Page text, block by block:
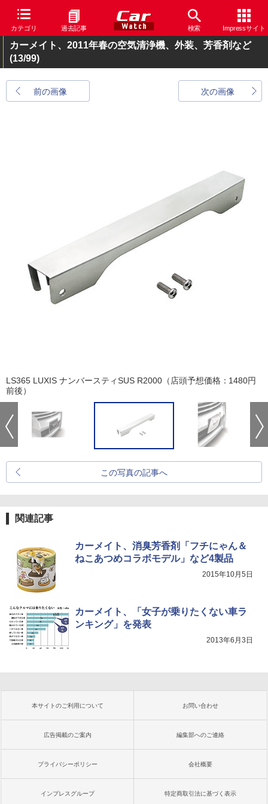
カテゴリ 過去記事 検索 Impressサイト
カーメイト、2011年春の空気清浄機、外装、芳香剤など
(13/99)
前の画像 次の画像
LS365 LUXIS ナンバースティSUS R2000（店頭予想価格：1480円
前後）
この写真の記事へ
関連記事
カーメイト、消臭芳香剤「フチにゃん＆
ねこあつめコラボモデル」など4製品
2015年10月5日
カーメイト、「女子が乗りたくない車ラ
ンキング」を発表
2013年6月3日
本サイトのご利用について お問い合わせ
広告掲載のご案内 編集部へのご連絡
プライバシーポリシー 会社概要
インプレスグループ 特定商取引法に基づく表示